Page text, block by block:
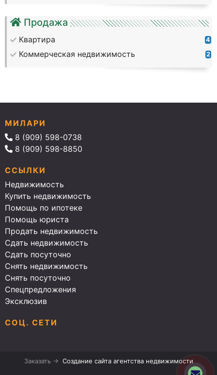
Продажа
Квартира 4
Коммерческая недвижимость 2
МИЛАРИ
8 (909) 598-0738
8 (909) 598-8850
ССЫЛКИ
Недвижимость
Купить недвижимость
Помощь по ипотеке
Помощь юриста
Продать недвижимость
Сдать недвижимость
Сдать посуточно
Снять недвижимость
Снять посуточно
Спецпредложения
Эксклюзив
СОЦ. СЕТИ
Заказать → Создание сайта агентства недвижимости